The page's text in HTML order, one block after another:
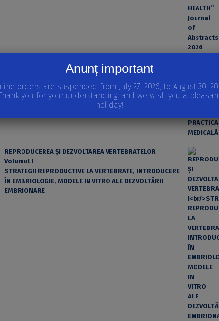
EROAREA ȘI FACTORUL UMAN ÎN PRACTICA MEDICALĂ
REPRODUCEREA ȘI DEZVOLTAREA VERTEBRATELOR
Volumul I
STRATEGII REPRODUCTIVE LA VERTEBRATE, INTRODUCERE
ÎN EMBRIOLOGIE, MODELE IN VITRO ALE DEZVOLTĂRII
EMBRIONARE
Anunț important
orders are suspended from July 27, 2026, to August 30,
you for your understanding, and we wish you a
holiday!